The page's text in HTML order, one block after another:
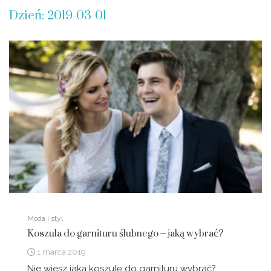
Dzień:2019-03-01
Moda i styl
Koszula do garnituru ślubnego – jaką wybrać?
1 marca 2019
Nie wiesz jaką koszulę do garnituru wybrać?